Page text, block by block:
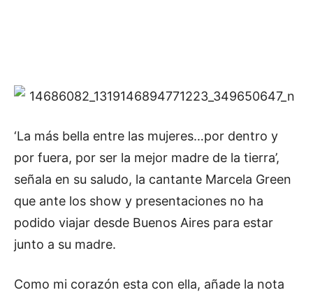
‘La más bella entre las mujeres…por dentro y
por fuera, por ser la mejor madre de la tierra’,
señala en su saludo, la cantante Marcela Green
que ante los show y presentaciones no ha
podido viajar desde Buenos Aires para estar
junto a su madre.
Como mi corazón esta con ella, añade la nota